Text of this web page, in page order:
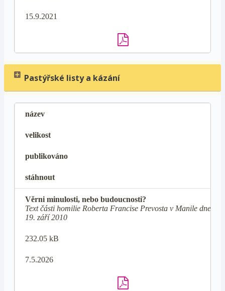
15.9.2021
Pastýřské listy a kázání
název
velikost
publikováno
stáhnout
Věrni minulosti, nebo budoucnosti?
Text části homilie Roberta Francise Prevosta v Manile dne
19. září 2010
232.05 kB
7.5.2026